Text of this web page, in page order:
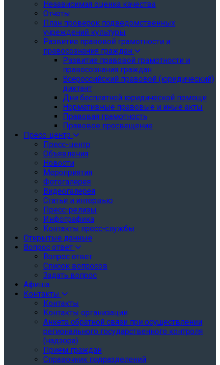
Независимая оценка качества
Отчеты
План проверок подведомственных
учреждений культуры
Развитие правовой грамотности и
правосознания граждан
Развитие правовой грамотности и
правосознания граждан
Всероссийский правовой (юридический)
диктант
Дни бесплатной юридической помощи
Нормативные правовые и иные акты
Правовая грамотность
Правовое просвещение
Пресс-центр
Пресс-центр
Объявления
Новости
Мероприятия
Фотогалерея
Видеогалерея
Статьи и интервью
Пресс-релизы
Инфографика
Контакты пресс-службы
Открытые данные
Вопрос ответ
Вопрос ответ
Список вопросов
Задать вопрос
Афиша
Контакты
Контакты
Контакты организации
Анкета обратной связи при осуществлении
регионального государственного контроля
(надзора)
Прием граждан
Справочник подразделений